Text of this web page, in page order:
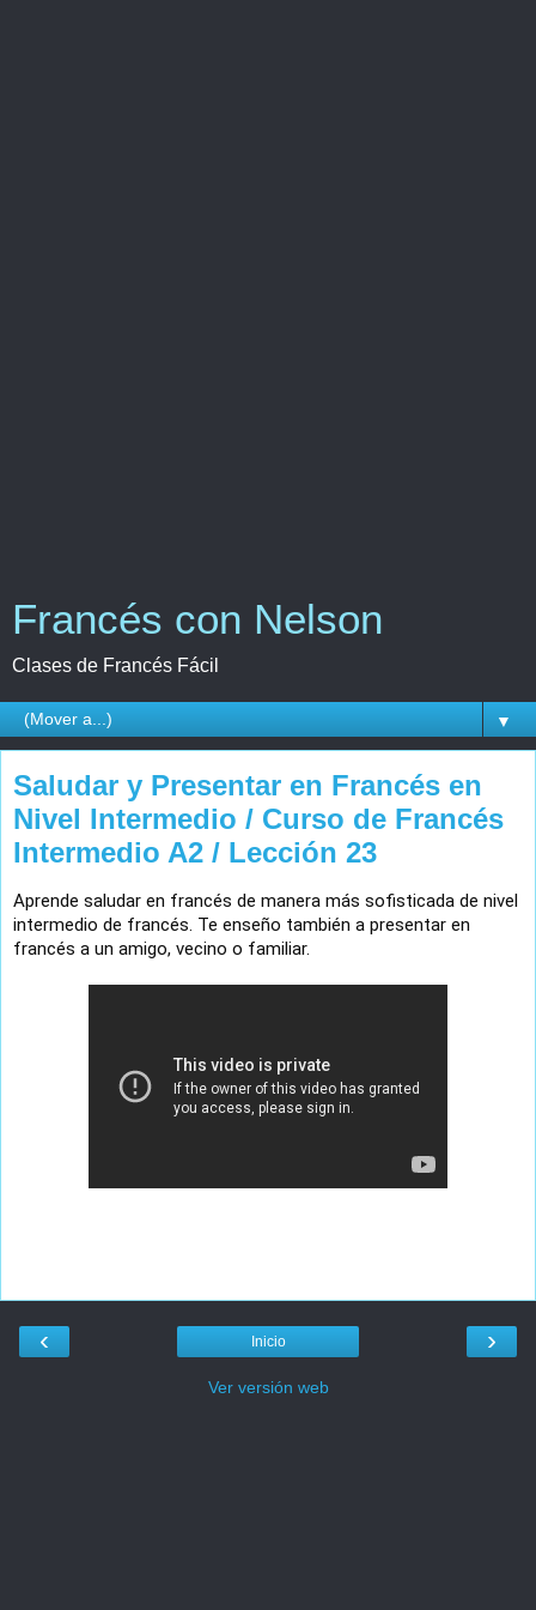
Francés con Nelson
Clases de Francés Fácil
▼
Saludar y Presentar en Francés en
Nivel Intermedio / Curso de Francés
Intermedio A2 / Lección 23
Aprende saludar en francés de manera más sofisticada de nivel
intermedio de francés. Te enseño también a presentar en
francés a un amigo, vecino o familiar.
‹ ›
Inicio
Ver versión web